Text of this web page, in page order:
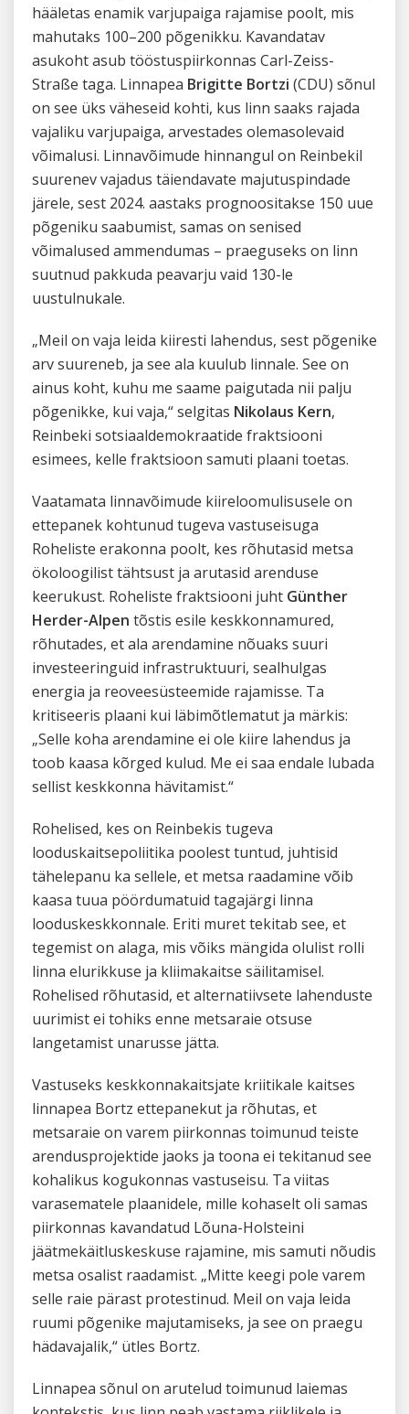
hääletas enamik varjupaiga rajamise poolt, mis
mahutaks 100–200 põgenikku. Kavandatav
asukoht asub tööstuspiirkonnas Carl-Zeiss-
Straße taga. Linnapea Brigitte Bortzi (CDU) sõnul
on see üks väheseid kohti, kus linn saaks rajada
vajaliku varjupaiga, arvestades olemasolevaid
võimalusi. Linnavõimude hinnangul on Reinbekil
suurenev vajadus täiendavate majutuspindade
järele, sest 2024. aastaks prognoositakse 150 uue
põgeniku saabumist, samas on senised
võimalused ammendumas – praeguseks on linn
suutnud pakkuda peavarju vaid 130-le
uustulnukale.
„Meil on vaja leida kiiresti lahendus, sest põgenike
arv suureneb, ja see ala kuulub linnale. See on
ainus koht, kuhu me saame paigutada nii palju
põgenikke, kui vaja,“ selgitas Nikolaus Kern,
Reinbeki sotsiaaldemokraatide fraktsiooni
esimees, kelle fraktsioon samuti plaani toetas.
Vaatamata linnavõimude kiireloomulisusele on
ettepanek kohtunud tugeva vastuseisuga
Roheliste erakonna poolt, kes rõhutasid metsa
ökoloogilist tähtsust ja arutasid arenduse
keerukust. Roheliste fraktsiooni juht Günther
Herder-Alpen tõstis esile keskkonnamured,
rõhutades, et ala arendamine nõuaks suuri
investeeringuid infrastruktuuri, sealhulgas
energia ja reoveesüsteemide rajamisse. Ta
kritiseeris plaani kui läbimõtlematut ja märkis:
„Selle koha arendamine ei ole kiire lahendus ja
toob kaasa kõrged kulud. Me ei saa endale lubada
sellist keskkonna hävitamist.“
Rohelised, kes on Reinbekis tugeva
looduskaitsepoliitika poolest tuntud, juhtisid
tähelepanu ka sellele, et metsa raadamine võib
kaasa tuua pöördumatuid tagajärgi linna
looduskeskkonnale. Eriti muret tekitab see, et
tegemist on alaga, mis võiks mängida olulist rolli
linna elurikkuse ja kliimakaitse säilitamisel.
Rohelised rõhutasid, et alternatiivsete lahenduste
uurimist ei tohiks enne metsaraie otsuse
langetamist unarusse jätta.
Vastuseks keskkonnakaitsjate kriitikale kaitses
linnapea Bortz ettepanekut ja rõhutas, et
metsaraie on varem piirkonnas toimunud teiste
arendusprojektide jaoks ja toona ei tekitanud see
kohalikus kogukonnas vastuseisu. Ta viitas
varasematele plaanidele, mille kohaselt oli samas
piirkonnas kavandatud Lõuna-Holsteini
jäätmekäitluskeskuse rajamine, mis samuti nõudis
metsa osalist raadamist. „Mitte keegi pole varem
selle raie pärast protestinud. Meil on vaja leida
ruumi põgenike majutamiseks, ja see on praegu
hädavajalik,“ ütles Bortz.
Linnapea sõnul on arutelud toimunud laiemas